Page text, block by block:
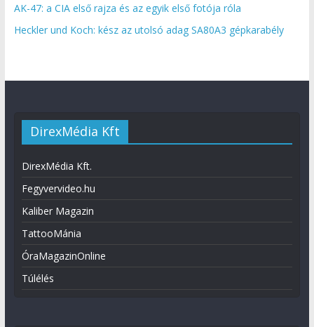
AK-47: a CIA első rajza és az egyik első fotója róla
Heckler und Koch: kész az utolsó adag SA80A3 gépkarabély
DirexMédia Kft
DirexMédia Kft.
Fegyvervideo.hu
Kaliber Magazin
TattooMánia
ÓraMagazinOnline
Túlélés